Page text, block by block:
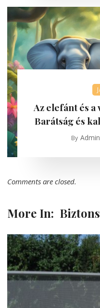
Az elefánt és a
Barátság és
By Admin
Comments are closed.
More In: